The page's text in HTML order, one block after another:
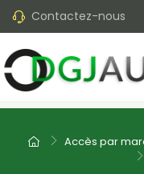
Contactez-nous
Accès par